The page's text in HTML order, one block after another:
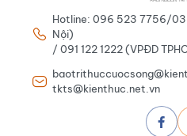
Hotline: 096 523 7756/
Nội)
/ 091 122 1222 (VPĐD
tkts@kienthuc.net.vn